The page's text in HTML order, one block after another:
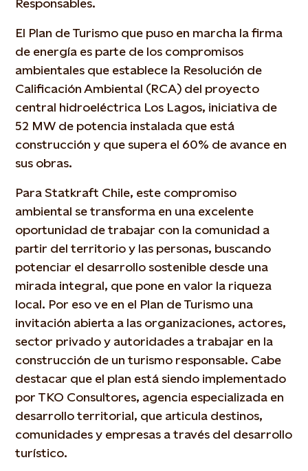
Responsables.
El Plan de Turismo que puso en marcha la firma
de energía es parte de los compromisos
ambientales que establece la Resolución de
Calificación Ambiental (RCA) del proyecto
central hidroeléctrica Los Lagos, iniciativa de
52 MW de potencia instalada que está
construcción y que supera el 60% de avance en
sus obras.
Para Statkraft Chile, este compromiso
ambiental se transforma en una excelente
oportunidad de trabajar con la comunidad a
partir del territorio y las personas, buscando
potenciar el desarrollo sostenible desde una
mirada integral, que pone en valor la riqueza
local. Por eso ve en el Plan de Turismo una
invitación abierta a las organizaciones, actores,
sector privado y autoridades a trabajar en la
construcción de un turismo responsable. Cabe
destacar que el plan está siendo implementado
por TKO Consultores, agencia especializada en
desarrollo territorial, que articula destinos,
comunidades y empresas a través del desarrollo
turístico.